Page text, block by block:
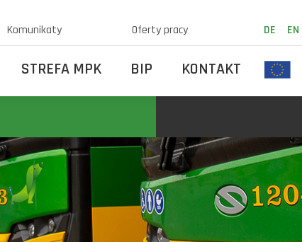
Komunikaty Oferty pracy DE EN
STREFA MPK BIP KONTAKT